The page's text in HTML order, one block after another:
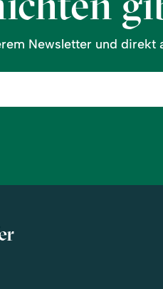
Newsletter und direkt